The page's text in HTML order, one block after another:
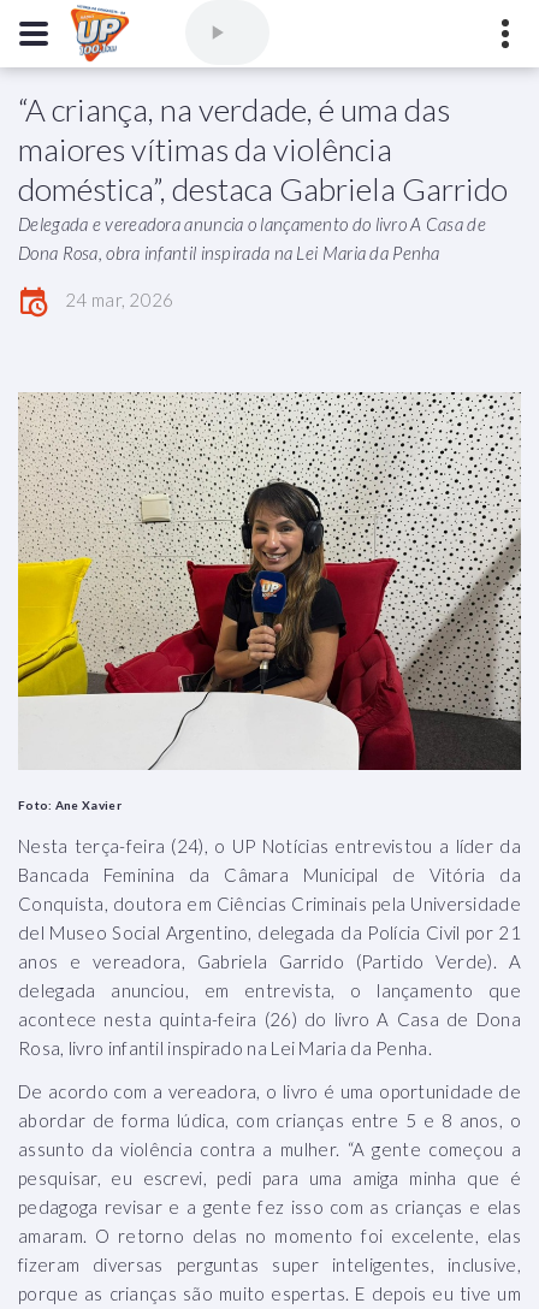
Comercial (77) 3421-3710,
Ouvintes
(77) 3424-1001
marioborim@radioupconquista.com.br
“A criança, na verdade, é uma das
maiores vítimas da violência
doméstica”, destaca Gabriela Garrido
Delegada e vereadora anuncia o lançamento do livro A Casa de
Dona Rosa, obra infantil inspirada na Lei Maria da Penha
24 mar, 2026
Foto: Ane Xavier
Nesta terça-feira (24), o UP Notícias entrevistou a líder da
Bancada Feminina da Câmara Municipal de Vitória da
Conquista, doutora em Ciências Criminais pela Universidade
del Museo Social Argentino, delegada da Polícia Civil por 21
anos e vereadora, Gabriela Garrido (Partido Verde). A
delegada anunciou, em entrevista, o lançamento que
acontece nesta quinta-feira (26) do livro A Casa de Dona
Rosa, livro infantil inspirado na Lei Maria da Penha.
De acordo com a vereadora, o livro é uma oportunidade de
abordar de forma lúdica, com crianças entre 5 e 8 anos, o
assunto da violência contra a mulher. “A gente começou a
pesquisar, eu escrevi, pedi para uma amiga minha que é
pedagoga revisar e a gente fez isso com as crianças e elas
amaram. O retorno delas no momento foi excelente, elas
fizeram diversas perguntas super inteligentes, inclusive,
porque as crianças são muito espertas. E depois eu tive um